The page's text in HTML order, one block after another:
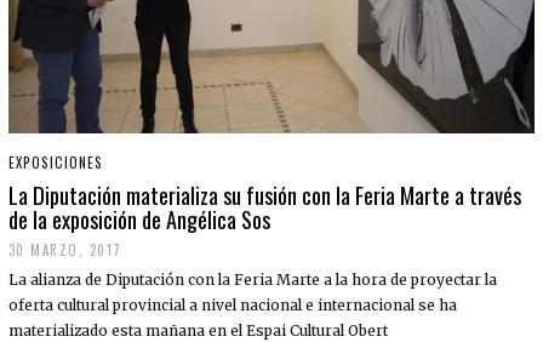
EXPOSICIONES
La Diputación materializa su fusión con la Feria Marte a través
de la exposición de Angélica Sos
30 MARZO, 2017
La alianza de Diputación con la Feria Marte a la hora de proyectar la
oferta cultural provincial a nivel nacional e internacional se ha
materializado esta mañana en el Espai Cultural Obert